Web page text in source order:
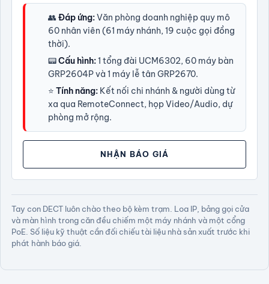
👥Đáp ứng:Văn phòng doanh nghiệp quy mô
60 nhân viên (61 máy nhánh, 19 cuộc gọi đồng
thời).
📟Cấu hình:1 tổng đài UCM6302, 60 máy bàn
GRP2604P và 1 máy lễ tân GRP2670.
⭐ Tính năng: Kết nối chi nhánh & người dùng từ
xa qua RemoteConnect, họp Video/Audio, dự
phòng mở rộng.
NHẬN BÁO GIÁ
Tay con DECT luôn chào theo bộ kèm trạm. Loa IP, bảng gọi cửa
và màn hình trong căn đều chiếm một máy nhánh và một cổng
PoE. Số liệu kỹ thuật cần đối chiếu tài liệu nhà sản xuất trước khi
phát hành báo giá.